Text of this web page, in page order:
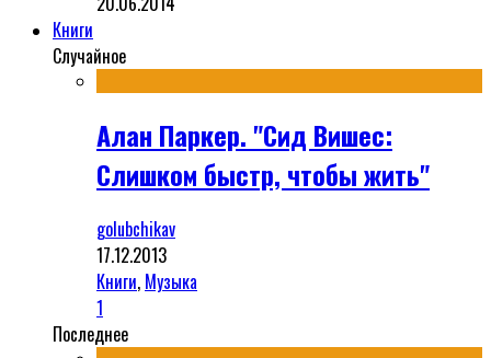
Книги
Случайное
Алан Паркер. "Сид Вишес:
Слишком быстр, чтобы жить"
golubchikav
17.12.2013
Книги, Музыка
1
Последнее